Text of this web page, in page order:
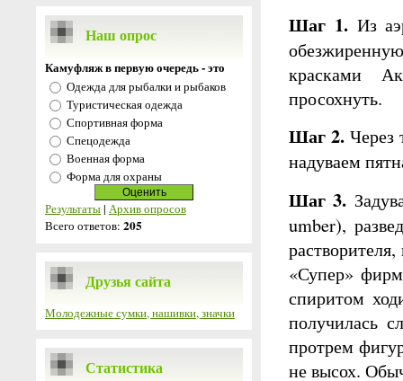
Наш опрос
Камуфляж в первую очередь - это
Одежда для рыбалки и рыбаков
Туристическая одежда
Спортивная форма
Спецодежда
Военная форма
Форма для охраны
Результаты| Архив опросов
Всего ответов: 205
Друзья сайта
Молодежные сумки, нашивки, значки
Статистика
Шаг 1.Из
красками
просохнуть.
Шаг 2.Через
надуваем
Шаг 3.
umber),
«Супер»
спиритом
получилась
протрем
не высох.